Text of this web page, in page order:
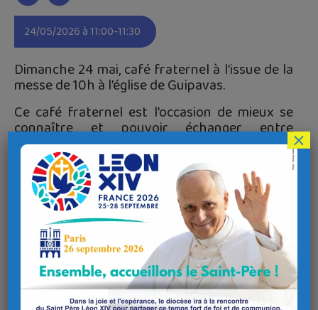
24/05/2026 à 11:00-11:30
Dimanche 24 mai, café fraternel à l’issue de la
messe de 10h à l’église de Guipavas.
Ce café fraternel est l’occasion de mieux se
connaître et pouvoir échanger entre
paroissiens, jeunes et moins jeunes,
nouvellement arrivés sur la paroisse ou
Guipavasiens de toujours.
Lieu de l'évènement
Adresse
Eglise Saint-Pierre et Saint Paul de Guipavas
×